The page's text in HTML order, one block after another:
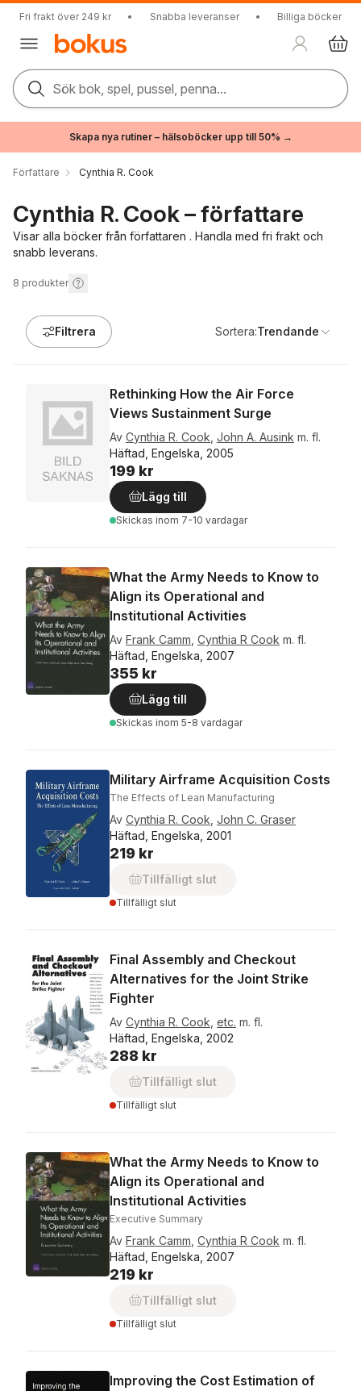
Fri frakt över 249 kr • Snabba leveranser • Billiga böcker
Sök bok, spel, pussel, penna...
Skapa nya rutiner – hälsoböcker upp till 50% →
Författare Cynthia R. Cook
Cynthia R. Cook – författare
Visar alla böcker från författaren . Handla med fri frakt och
snabb leverans.
8 produkter
Filtrera Sortera:Trendande
Rethinking How the Air Force
Views Sustainment Surge
Av Cynthia R. Cook John A. Ausink m. fl.
Häftad, Engelska, 2005
199 kr
Lägg till
Skickas inom 7-10 vardagar
What the Army Needs to Know to
Align its Operational and
Institutional Activities
Av Frank Camm Cynthia R Cook m. fl.
Häftad, Engelska, 2007
355 kr
Lägg till
Skickas inom 5-8 vardagar
Military Airframe Acquisition Costs
The Effects of Lean Manufacturing
Av Cynthia R. Cook John C. Graser
Häftad, Engelska, 2001
219 kr
Tillfälligt slut
Tillfälligt slut
Final Assembly and Checkout
Alternatives for the Joint Strike
Fighter
Av Cynthia R. Cook etc. m. fl.
Häftad, Engelska, 2002
288 kr
Tillfälligt slut
Tillfälligt slut
What the Army Needs to Know to
Align its Operational and
Institutional Activities
Executive Summary
Av Frank Camm Cynthia R Cook m. fl.
Häftad, Engelska, 2007
219 kr
Tillfälligt slut
Tillfälligt slut
Improving the Cost Estimation of